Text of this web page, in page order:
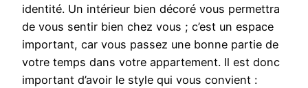
identité. Un intérieur bien décoré vous permettra
de vous sentir bien chez vous ; c’est un espace
important, car vous passez une bonne partie de
votre temps dans votre appartement. Il est donc
important d’avoir le style qui vous convient :